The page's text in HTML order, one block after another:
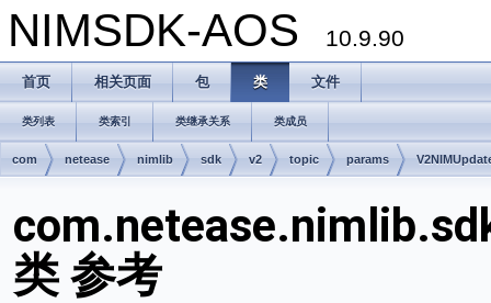
NIMSDK-AOS 10.9.90
首页 相关页面 包 类 文件
类列表 类索引 类继承关系 类成员
com netease nimlib sdk v2 topic params
类 参考